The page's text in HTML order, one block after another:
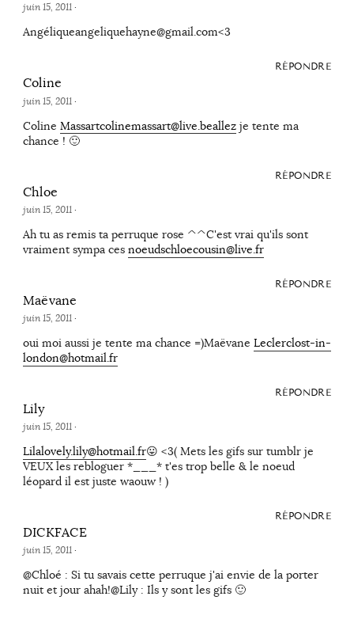
juin 15, 2011·
Angéliqueangeliquehayne@gmail.com<3
RÉPONDRE
Coline
juin 15, 2011·
Coline Massartcolinemassart@live.beallezje tente ma
chance ! 🙂
RÉPONDRE
Chloe
juin 15, 2011·
Ah tu as remis ta perruque rose ^^C'est vrai qu'ils sont
vraiment sympa ces noeudschloecousin@live.fr
RÉPONDRE
Maëvane
juin 15, 2011·
oui moi aussi je tente ma chance =)Maëvane Leclerclost-in-
london@hotmail.fr
RÉPONDRE
Lily
juin 15, 2011·
Lilalovely.lily@hotmail.fr😛 <3( Mets les gifs sur tumblr je
VEUX les rebloguer *___* t'es trop belle & le noeud
léopard il est juste waouw ! )
RÉPONDRE
DICKFACE
juin 15, 2011·
@Chloé : Si tu savais cette perruque j'ai envie de la porter
nuit et jour ahah!@Lily : Ils y sont les gifs 🙂